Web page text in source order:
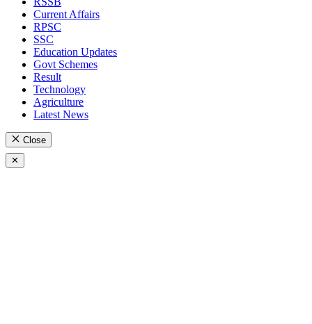
Current Affairs
RPSC
SSC
Education Updates
Govt Schemes
Result
Technology
Agriculture
Latest News
Close
✕